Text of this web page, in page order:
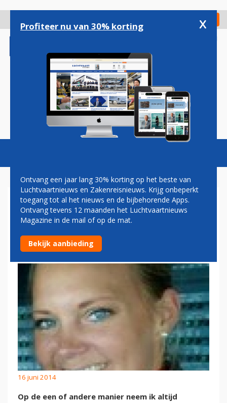
gaan
Check in
Magazine Podcasts Vacatures
CHRISTA KLOOSMAN: OVER
STANDBY’S EN
VERRASSINGEN…
16 juni 2014
Op de een of andere manier neem ik altijd
Profiteer nu van 30% korting x
Ontvang een jaar lang 30% korting op het beste van
Luchtvaartnieuws en Zakenreisnieuws. Krijg onbeperkt
toegang tot al het nieuws en de bijbehorende Apps.
Ontvang tevens 12 maanden het Luchtvaartnieuws
Magazine in de mail of op de mat.
Bekijk aanbieding